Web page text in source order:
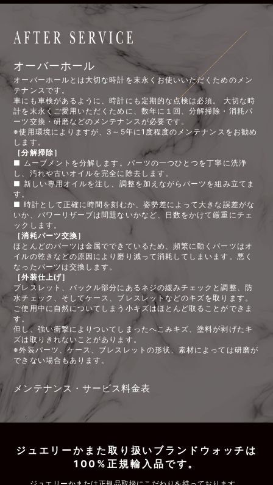
オーバーホール
オーバーホールとは大切な時計を末永くお使いいただくためのメン
テナンスです。
車にも車検があるように、時計にも定期的な点検は必須。 大切な時
計を末永くご愛用いただくために、数年に１回、分解掃除・消耗パ
ーツ交換・研磨などのメンテナンスが必要です。
※使用環境によりますが、3～5年に1度程度のメンテナンスをお勧め
します。
［分解掃除］
■ ムーブメントを分解します。パーツの一つひとつを丁寧に洗浄
し、汚れや古いオイルを完全に除去します。
■ 新しい専用オイルを注し、調整を加えながらパーツを組み立てま
す。
■ 時計として正確に時間を刻むか、姿勢差によって大きな誤差がな
いか、パワーリザーブは問題ないかなど、日数をかけて厳重にチェ
ックします。
［消耗パーツ交換］
ほとんどのパーツは金属でできているため、頻繁に動くパーツはオ
イルの乾きなどの原因により磨り減って消耗してしまいます。悪く
なったパーツは交換します。
［外装仕上げ］
ブレスレット、バックル部分にあるネジの緩みチェックと調整、防
水チェック、そしてケース、ブレスレットなどのキズを取ります。
ご使用中に自然についてしまう小キズはほとんど取ることができま
す。
但し、強い衝撃によりついてしまったへこみキズ、塗料が剥げたキ
ズは取りきれないことがあります。
※外装パーツ、ケース、ブレスレットの形状、素材によっては研磨が
できない場合もあります。
メンテナンス・サービス料金表
ジュエリーかまた取り扱いブランドウォッチは
100%正規輸入品です。